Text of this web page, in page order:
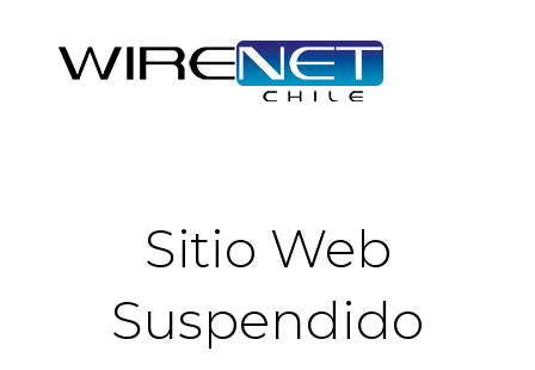
Sitio Web
Suspendido